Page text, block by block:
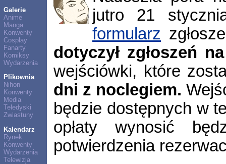
Galerie
Anime
Manga
Konwenty
Cosplay
Fanarty
Komiksy
Wydarzenia
Plikownia
Nihon
Konwenty
Media
Teledyski
Zwiastuny
Kalendarz
Rynek
Konwenty
Wydarzenia
Telewizja
jutro 21
formularz
dotyczył zgłoszeń
wejściówki, które
dni z noclegiem.
będzie dostępnych w
opłaty wynosić
potwierdzenia